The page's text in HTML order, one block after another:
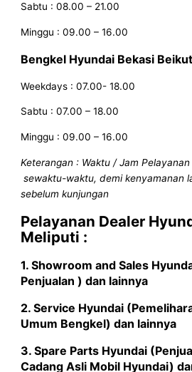
Sabtu : 08.00 – 21.00
Minggu : 09.00 – 16.00
Bengkel Hyundai Bekasi
Weekdays : 07.00- 18.00
Sabtu : 07.00 – 18.00
Minggu : 09.00 – 16.00
Keterangan : Waktu / Jam
sewaktu-waktu, demi kenyamanan
sebelum kunjungan
Pelayanan Dealer
Meliputi :
1. Showroom and Sales
Penjualan ) dan lainnya
2. Service Hyundai
Umum Bengkel) dan lainnya
3. Spare Parts Hyundai
Cadang Asli Mobil Hyundai)